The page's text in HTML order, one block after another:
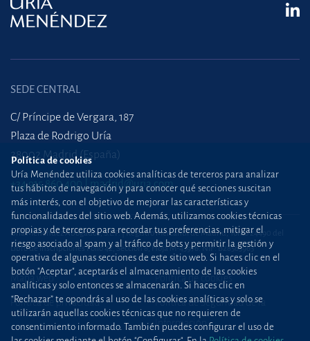
SEDE CENTRAL
C/ Príncipe de Vergara, 187
Plaza de Rodrigo Uría
28002 Madrid (España)
+34 915 860 400 madrid@uria.com
Uría Menéndez Abogados, S.L.P. | Registro Mercantil de Madrid, Tomo 24490 del
Libro de Inscripciones Folio 42, Sección 8, Hoja M-43976. NIF: B28563963
Mapa web Política de cookies
Política de privacidad
Política de Seguridad de la
Información
Política de cookies
Uría Menéndez utiliza cookies analíticas de terceros para analizar
tus hábitos de navegación y para conocer qué secciones suscitan
más interés, con el objetivo de mejorar las características y
funcionalidades del sitio web. Además, utilizamos cookies técnicas
propias y de terceros para recordar tus preferencias, mitigar el
riesgo asociado al spam y al tráfico de bots y permitir la gestión y
operativa de algunas secciones de este sitio web. Si haces clic en el
botón "Aceptar", aceptarás el almacenamiento de las cookies
analíticas y solo entonces se almacenarán. Si haces clic en
“Rechazar” te opondrás al uso de las cookies analíticas y solo se
utilizarán aquellas cookies técnicas que no requieren de
consentimiento informado. También puedes configurar el uso de